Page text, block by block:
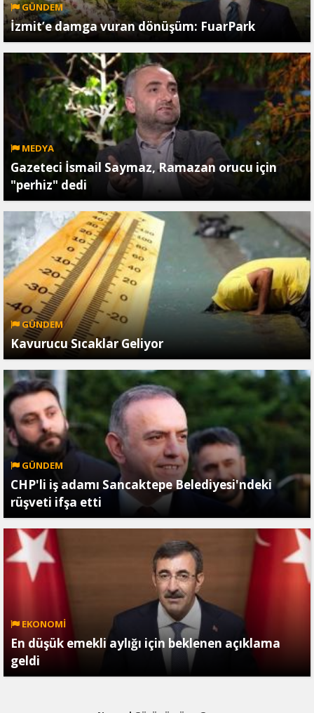
GÜNDEM
İzmit’e damga vuran dönüşüm: FuarPark
MEDYA
Gazeteci İsmail Saymaz, Ramazan orucu için
"perhiz" dedi
GÜNDEM
Kavurucu Sıcaklar Geliyor
GÜNDEM
CHP'li iş adamı Sancaktepe Belediyesi'ndeki
rüşveti ifşa etti
EKONOMİ
En düşük emekli aylığı için beklenen açıklama
geldi